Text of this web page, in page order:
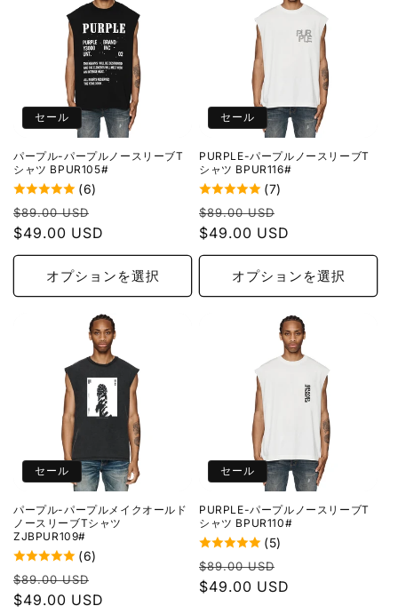
セール
パープル-パープルノースリーブT
シャツ BPUR105#
(6)
通
常
価
$89.00 USD
ー
ル
価
格
$49.00 USD
オプションを選択
セール
PURPLE-パープルノースリーブT
シャツ BPUR116#
(7)
通
常
価
$89.00 USD
ー
ル
価
格
$49.00 USD
オプションを選択
セール
パープル-パープルメイクオールド
ノースリーブTシャツ
ZJBPUR109#
(6)
通
常
$89.00 USD
ー
$49.00 USD
セール
PURPLE-パープルノースリーブT
シャツ BPUR110#
(5)
通
常
$89.00 USD
ー
$49.00 USD